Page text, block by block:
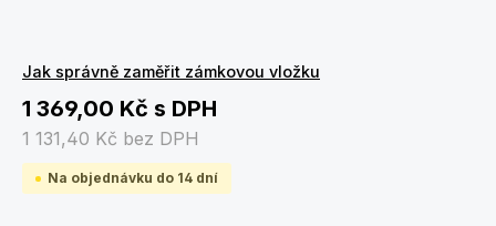
Jak správně zaměřit zámkovou vložku
1 369,00 Kč s DPH
1 131,40 Kč bez DPH
Na objednávku do 14 dní